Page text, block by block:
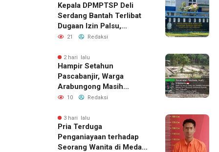
Kepala DPMPTSP Deli
Serdang Bantah Terlibat
Dugaan Izin Palsu,
Tegaskan Proses
Jalur Resmi
21 Redaksi
2 hari lalu
Hampir Setahun
Pascabanjir, Warga
Arabungong Masih
Menunggu Bantuan
10 Redaksi
3 hari lalu
Pria Terduga
Penganiayaan terhadap
Seorang Wanita di Medan